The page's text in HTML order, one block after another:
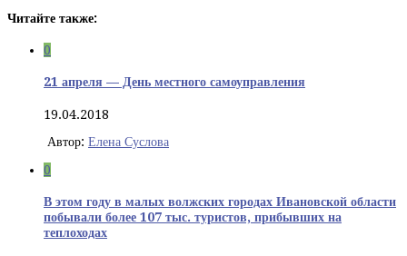
Читайте также:
0
21 апреля — День местного самоуправления
19.04.2018
Автор: Елена Суслова
0
В этом году в малых волжских городах Ивановской области
побывали более 107 тыс. туристов, прибывших на
теплоходах